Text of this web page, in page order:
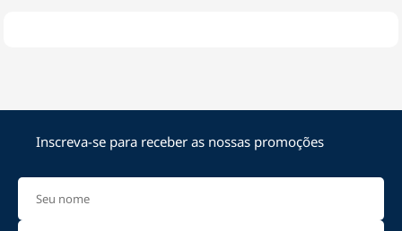
Inscreva-se para receber as nossas promoções